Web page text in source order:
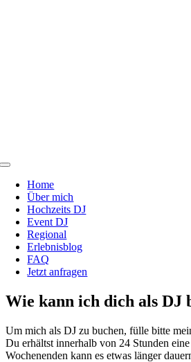
Toggle
NavigationHome
Über mich
Hochzeits DJ
Event DJ
Regional
Erlebnisblog
FAQ
Jetzt anfragen
Wie kann ich dich als DJ
Um mich als DJ zu buchen, fülle bitte
Du erhältst innerhalb von 24 Stunden
Wochenenden kann es etwas länger